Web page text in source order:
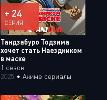
+ 24
СЕРИЯ
Тандзабуро Тодзима
хочет стать Наездником
в маске
1 сезон
2025 • Аниме сериалы